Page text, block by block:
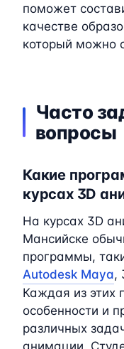
поможет
качестве
который можно
Часто
вопросы
Какие
курсах 3D
На курсах 3D
Мансийске
программы,
Autodesk Maya,
Каждая из этих
особенности и
различных
анимации.